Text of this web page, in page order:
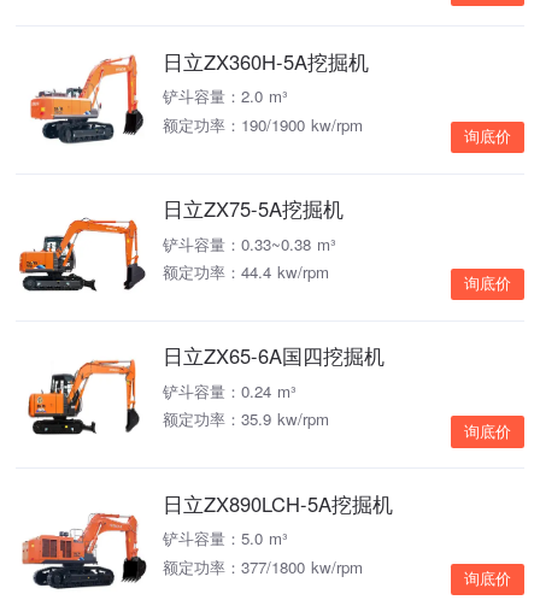
日立ZX360H-5A挖掘机
铲斗容量：2.0 m³
额定功率：190/1900 kw/rpm
询底价
日立ZX75-5A挖掘机
铲斗容量：0.33~0.38 m³
额定功率：44.4 kw/rpm
询底价
日立ZX65-6A国四挖掘机
铲斗容量：0.24 m³
额定功率：35.9 kw/rpm
询底价
日立ZX890LCH-5A挖掘机
铲斗容量：5.0 m³
额定功率：377/1800 kw/rpm
询底价